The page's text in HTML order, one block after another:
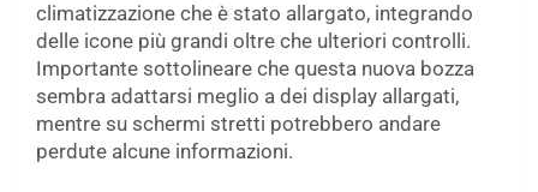
climatizzazione che è stato allargato, integrando
delle icone più grandi oltre che ulteriori controlli.
Importante sottolineare che questa nuova bozza
sembra adattarsi meglio a dei display allargati,
mentre su schermi stretti potrebbero andare
perdute alcune informazioni.